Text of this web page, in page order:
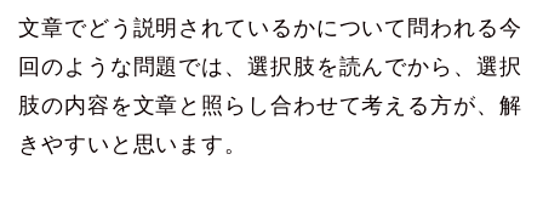
文章でどう説明されているかについて問われる今
回のような問題では、選択肢を読んでから、選択
肢の内容を文章と照らし合わせて考える方が、解
きやすいと思います。